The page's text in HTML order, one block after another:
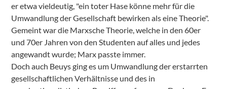
er etwa vieldeutig, "ein toter Hase könne mehr für die
Umwandlung der Gesellschaft bewirken als eine Theorie".
Gemeint war die Marxsche Theorie, welche in den 60er
und 70er Jahren von den Studenten auf alles und jedes
angewandt wurde; Marx passte immer.
Doch auch Beuys ging es um Umwandlung der erstarrten
gesellschaftlichen Verhältnisse und des in